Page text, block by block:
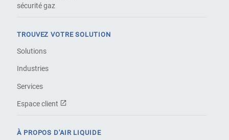
sécurité gaz
TROUVEZ VOTRE SOLUTION
Solutions
Industries
Services
Espace client
À PROPOS D'AIR LIQUIDE